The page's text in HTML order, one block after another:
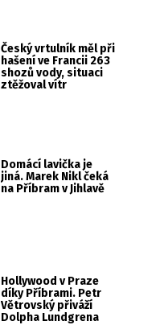
Český vrtulník měl při
hašení ve Francii 263
shozů vody, situaci
ztěžoval vítr
Domácí lavička je
jiná. Marek Nikl čeká
na Příbram v Jihlavě
Hollywood v Praze
díky Příbrami. Petr
Větrovský přiváží
Dolpha Lundgrena